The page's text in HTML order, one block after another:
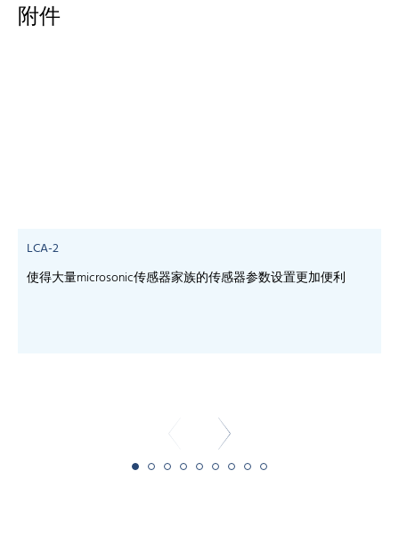
附件
LCA-2
使得大量microsonic传感器家族的传感器参数设置更加便利